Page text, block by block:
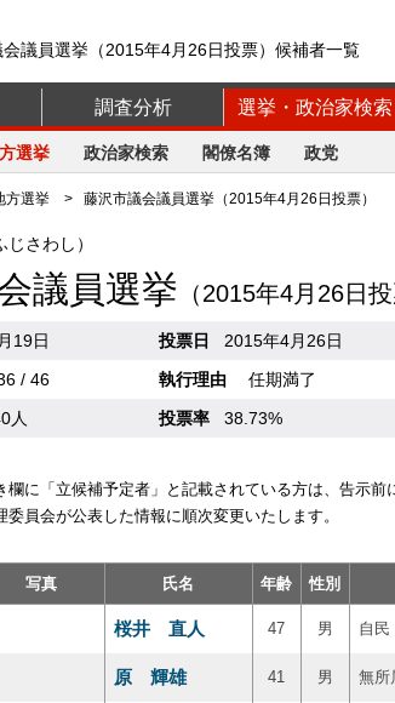
議員選挙（2015年4月26日投票）候補者一覧
調査分析 選挙・政治家検索
選挙 政治家検索 閣僚名簿 政党
方選挙 > 藤沢市議会議員選挙（2015年4月26日投票）
さわし）
議員選挙 （2015年4月26日投
19日 投票日
2015年4月26日
/ 46 執行理由
任期満了
人 投票率 38.73%
欄に「立候補予定者」と記載されている方は、告示
員会が公表した情報に順次変更いたします。
写真 氏名 年齢 性別
桜井 直人 47 男 自民
原 輝雄 41 男 無所